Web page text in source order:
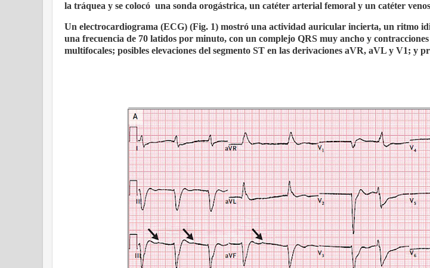
la tráquea y se colocó una sonda orogástrica, un catéter arterial femoral y un catéter
Un electrocardiograma (ECG) (Fig. 1) mostró una actividad auricular incierta, un ritmo
una frecuencia de 70 latidos por minuto, con un complejo QRS muy ancho y
multifocales; posibles elevaciones del segmento ST en las derivaciones aVR, aVL y V1; y